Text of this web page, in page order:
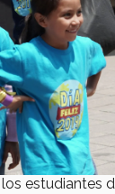
estudiantes